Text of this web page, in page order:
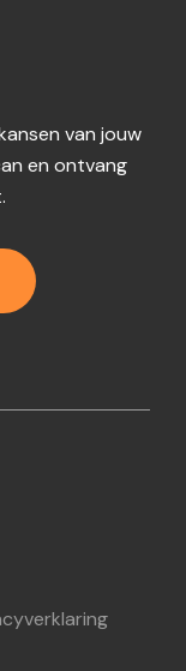
van jouw
en ontvang